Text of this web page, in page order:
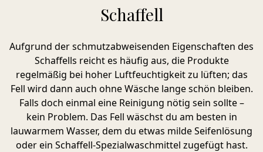
Schaffell
Aufgrund der schmutzabweisenden Eigenschaften des
Schaffells reicht es häufig aus, die Produkte
regelmäßig bei hoher Luftfeuchtigkeit zu lüften; das
Fell wird dann auch ohne Wäsche lange schön bleiben.
Falls doch einmal eine Reinigung nötig sein sollte –
kein Problem. Das Fell wäschst du am besten in
lauwarmem Wasser, dem du etwas milde Seifenlösung
oder ein Schaffell-Spezialwaschmittel zugefügt hast.